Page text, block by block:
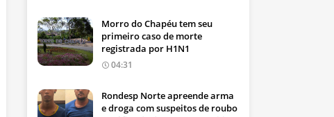
Morro do Chapéu tem seu
primeiro caso de morte
registrada por H1N1
04:31
Rondesp Norte apreende arma
e droga com suspeitos de roubo